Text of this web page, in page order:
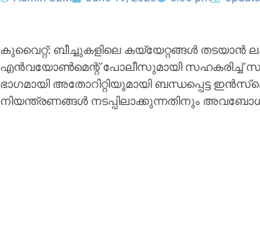
കുവൈറ്റ്: ബീച്ചുകളിലെ കയ്യേറ്റങ്ങൾ തടയാൻ
എൻവയോൺമെന്റ് പോലീസുമായി സഹകരിച്ച്
ഭാഗമായി അതോറിറ്റിയുമായി ബന്ധപ്പെട്ട
നിയന്ത്രണങ്ങൾ നടപ്പിലാക്കുന്നതിനും